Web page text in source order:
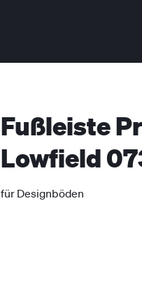
Fußleiste
Lowfield
für Designböden